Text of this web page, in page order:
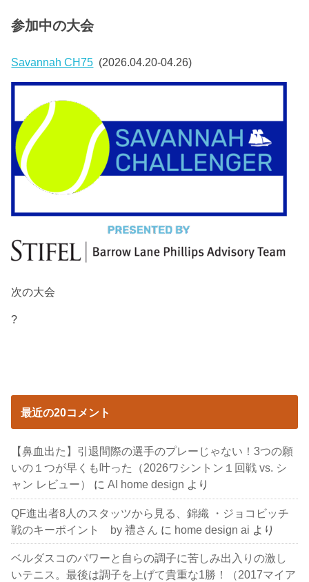
参加中の大会
Savannah CH75 (2026.04.20-04.26)
次の大会
?
最近の20コメント
【鼻血出た】引退間際の選手のプレーじゃない！3つの願
いの１つが早くも叶った（2026ワシントン１回戦 vs. シ
ャン レビュー）
にAI home design より
QF進出者8人のスタッツから見る、錦織 ・ジョコビッチ
戦のキーポイント by 禮さん に home design ai より
ベルダスコのパワーと自らの調子に苦しみ出入りの激し
いテニス。最後は調子を上げて貴重な1勝！（2017マイア